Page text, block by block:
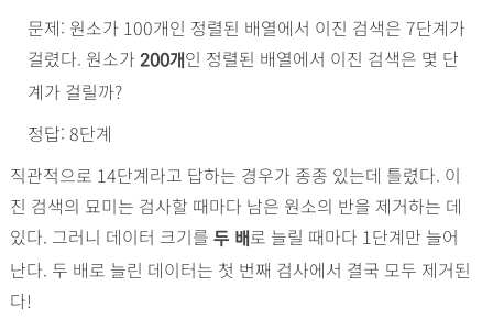
문제: 원소가 100개인 정렬된 배열에서 이진 검색은 7단계가
걸렸다. 원소가 200개인 정렬된 배열에서 이진 검색은 몇 단
계가 걸릴까?
정답: 8단계
직관적으로 14단계라고 답하는 경우가 종종 있는데 틀렸다. 이
진 검색의 묘미는 검사할 때마다 남은 원소의 반을 제거하는 데
있다. 그러니 데이터 크기를 두 배로 늘릴 때마다 1단계만 늘어
난다. 두 배로 늘린 데이터는 첫 번째 검사에서 결국 모두 제거된
다!